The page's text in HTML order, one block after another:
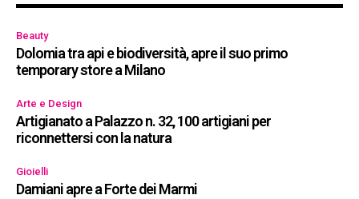
Beauty
Dolomia tra api e biodiversità, apre il suo primo
temporary store a Milano
Arte e Design
Artigianato a Palazzo n. 32, 100 artigiani per
riconnettersi con la natura
Gioielli
Damiani apre a Forte dei Marmi